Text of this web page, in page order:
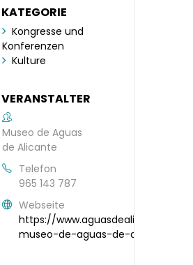
KATEGORIE
Kongresse und
Konferenzen
Kulture
VERANSTALTER
Museo de Aguas
de Alicante
Telefon
965 143 787
Webseite
https://www.aguasdealicante.es/
museo-de-aguas-de-alicante